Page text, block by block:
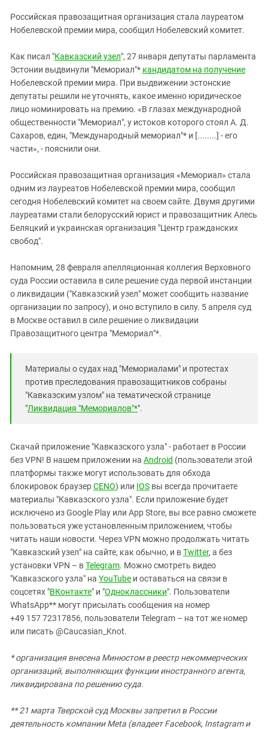
КАВКАЗ ЗА ПАЛЕСТИНУ
ИНАКОМЫСЛИЕ В ЧЕЧНЕ
МОБИЛИЗАЦИЯ И ПРОТЕСТЫ
Ингушетия
Калмыкия
Карачаево-Черкесия
Краснодарский край
Нагорный Карабах
Российская Федерация
Северная Осетия - Алания
Ставропольский край
Чечня
Южный Кавказ
Российская правозащитная организация стала лауреатом
Нобелевской премии мира, сообщил Нобелевский комитет.
Как писал "Кавказский узел", 27 января депутаты парламента
Эстонии выдвинули "Мeмориал"* кандидатом на получение
Нобелевской премии мира. При выдвижении эстонские
депутаты решили не уточнять, какое именно юридическое
лицо номинировать на премию. «В глазах международной
общественности "Мeмориал", у истоков которого стоял А. Д.
Сахаров, един, "Международный мeмориал"* и [........] - его
части», - пояснили они.
Российская правозащитная организация «Мeмориал» стала
одним из лауреатов Нобелевской премии мира, сообщил
сегодня Нобелевский комитет на своем сайте. Двумя другими
лауреатами стали белорусский юрист и правозащитник Алесь
Беляцкий и украинская организация "Центр гражданских
свобод".
Напомним, 28 февраля апелляционная коллегия Верховного
суда России оставила в силе решение суда первой инстанции
о ликвидации ("Кавказский узел" может сообщить название
организации по запросу), и оно вступило в силу. 5 апреля суд
в Москве оставил в силе решение о ликвидации
Правозащитного центра "Мeмориал"*.
Материалы о судах над "Мeмориалами" и протестах
против преследования правозащитников собраны
"Кавказским узлом" на тематической странице
"Ликвидация "Мeмориалов"*".
Скачай приложение "Кавказского узла" - работает в России
без VPN! В нашем приложении на Android (пользователи этой
платформы также могут использовать для обхода
блокировок браузерCENO) или IOS вы всегда прочитаете
материалы "Кавказского узла". Если приложение будет
исключено из Google Play или App Store, вы все равно сможете
пользоваться уже установленным приложением, чтобы
читать наши новости. Через VPN можно продолжать читать
"Кавказский узел" на сайте, как обычно, и вTwitter, а без
установки VPN – вTelegram. Можно смотреть видео
"Кавказского узла" на YouTube и оставаться на связи в
соцсетях "ВКонтакте" и "Одноклассники". Пользователи
WhatsApp** могут присылать сообщения на номер
+49 157 72317856, пользователи Telegram – на тот же номер
или писать @Caucasian_Knot.
* организация внесена Минюстом в реестр некоммерческих
организаций, выполняющих функции иностранного агента,
ликвидирована по решению суда.
** 21 марта Тверской суд Москвы запретил в России
деятельность компании Meta (владеет Facebook, Instagram и